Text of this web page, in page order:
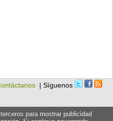
| Síguenos
para mostrar publicidad